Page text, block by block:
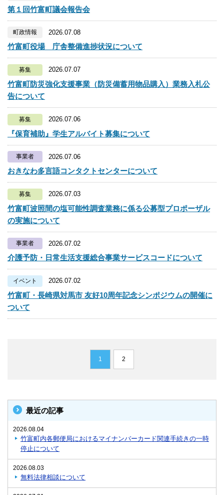
第１回竹富町議会報告会
町政情報 2026.07.08
竹富町役場 庁舎整備進捗状況について
募集 2026.07.07
竹富町防災強化支援事業（防災備蓄用物品購入）業務入札公
告について
募集 2026.07.06
『保育補助』学生アルバイト募集について
事業者 2026.07.06
おきなわ多言語コンタクトセンターについて
募集 2026.07.03
竹富町波照間の塩可能性調査業務に係る公募型プロポーザル
の実施について
事業者 2026.07.02
介護予防・日常生活支援総合事業サービスコードについて
イベント 2026.07.02
竹富町・長崎県対馬市 友好10周年記念シンポジウムの開催に
ついて
1 2
最近の記事
2026.08.04
竹富町内各郵便局におけるマイナンバーカード関連手続きの一時
停止について
2026.08.03
無料法律相談について